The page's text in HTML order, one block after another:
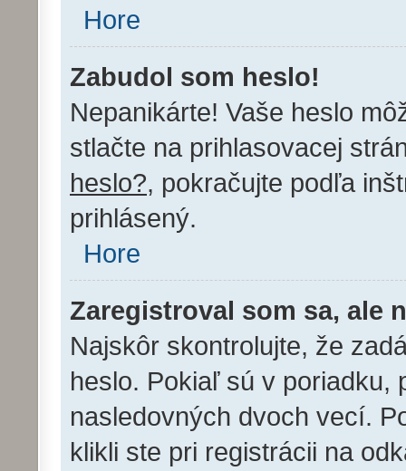
Hore
Zabudol som heslo!
Nepanikárte! Vaše heslo
stlačte na prihlasovacej
heslo?, pokračujte podľa
prihlásený.
Hore
Zaregistroval som sa, ale
Najskôr skontrolujte, že
heslo. Pokiaľ sú v poriadku,
nasledovných dvoch vecí.
klikli ste pri registrácii na